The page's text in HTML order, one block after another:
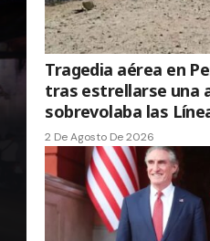
Tragedia aérea en
tras estrellarse una
sobrevolaba las
2 De Agosto De 2026